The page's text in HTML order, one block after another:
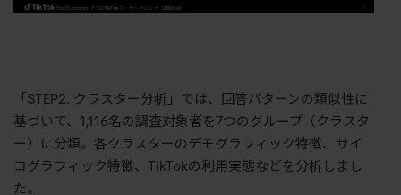
「STEP2. クラスター分析」では、回答パターンの類似性に
基づいて、1,116名の調査対象者を7つのグループ（クラスタ
ー）に分類。各クラスターのデモグラフィック特徴、サイ
コグラフィック特徴、TikTokの利用実態などを分析しまし
た。